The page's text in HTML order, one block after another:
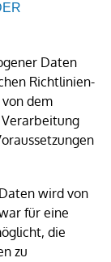
Daten
Richtlinien-
dem
wird von
für eine
die
zu